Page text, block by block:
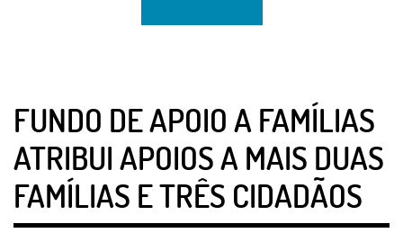
FUNDO DE APOIO A FAMÍLIAS
ATRIBUI APOIOS A MAIS DUAS
FAMÍLIAS E TRÊS CIDADÃOS